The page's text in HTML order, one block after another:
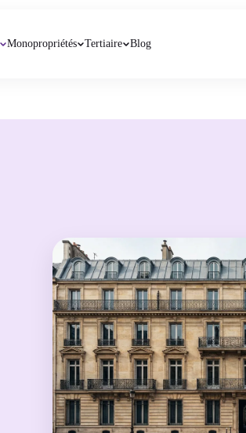
Monopropriétés Tertiaire Blog